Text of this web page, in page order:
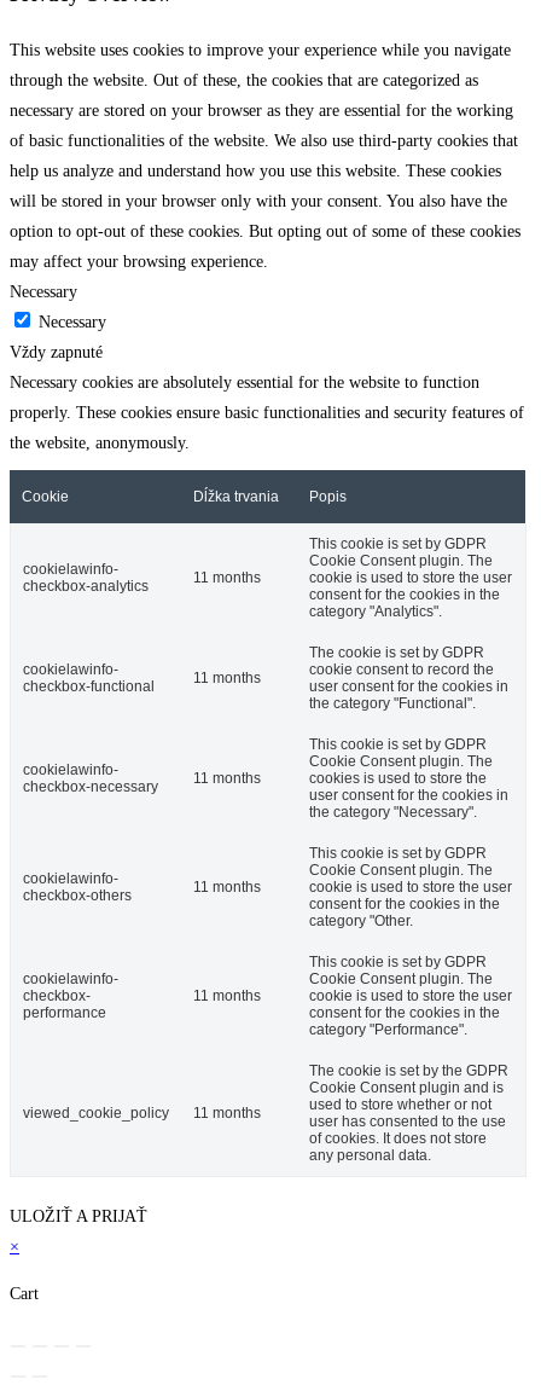
This website uses cookies to improve your experience while you navigate
through the website. Out of these, the cookies that are categorized as
necessary are stored on your browser as they are essential for the working
of basic functionalities of the website. We also use third-party cookies that
help us analyze and understand how you use this website. These cookies
will be stored in your browser only with your consent. You also have the
option to opt-out of these cookies. But opting out of some of these cookies
may affect your browsing experience.
Necessary
Necessary
Vždy zapnuté
Necessary cookies are absolutely essential for the website to function
properly. These cookies ensure basic functionalities and security features of
the website, anonymously.
Cookie Dĺžka trvania Popis
cookielawinfo-
checkbox-analytics
11 months
This cookie is set by GDPR
Cookie Consent plugin. The
cookie is used to store the user
consent for the cookies in the
category "Analytics".
cookielawinfo-
checkbox-functional
11 months
The cookie is set by GDPR
cookie consent to record the
user consent for the cookies in
the category "Functional".
cookielawinfo-
checkbox-necessary
11 months
This cookie is set by GDPR
Cookie Consent plugin. The
cookies is used to store the
user consent for the cookies in
the category "Necessary".
cookielawinfo-
checkbox-others
11 months
This cookie is set by GDPR
Cookie Consent plugin. The
cookie is used to store the user
consent for the cookies in the
category "Other.
cookielawinfo-
checkbox-
performance
11 months
This cookie is set by GDPR
Cookie Consent plugin. The
cookie is used to store the user
consent for the cookies in the
category "Performance".
viewed_cookie_policy 11 months
The cookie is set by the GDPR
Cookie Consent plugin and is
used to store whether or not
user has consented to the use
of cookies. It does not store
any personal data.
ULOŽIŤ A PRIJAŤ
×
Cart